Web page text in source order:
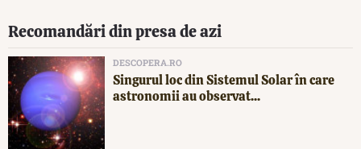
Recomandări din presa de azi
DESCOPERA.RO
Singurul loc din Sistemul Solar în care
astronomii au observat...